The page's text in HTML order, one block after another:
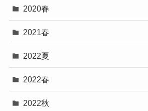
2020春
2021春
2022夏
2022春
2022秋